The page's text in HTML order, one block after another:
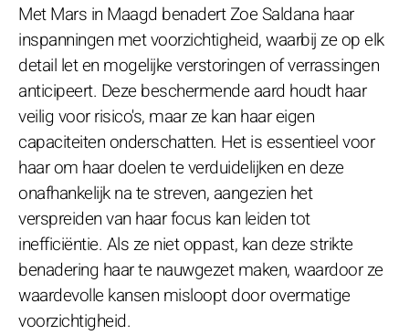
Met Mars in Maagd benadert Zoe Saldana haar
inspanningen met voorzichtigheid, waarbij ze op elk
detail let en mogelijke verstoringen of verrassingen
anticipeert. Deze beschermende aard houdt haar
veilig voor risico's, maar ze kan haar eigen
capaciteiten onderschatten. Het is essentieel voor
haar om haar doelen te verduidelijken en deze
onafhankelijk na te streven, aangezien het
verspreiden van haar focus kan leiden tot
inefficiëntie. Als ze niet oppast, kan deze strikte
benadering haar te nauwgezet maken, waardoor ze
waardevolle kansen misloopt door overmatige
voorzichtigheid.